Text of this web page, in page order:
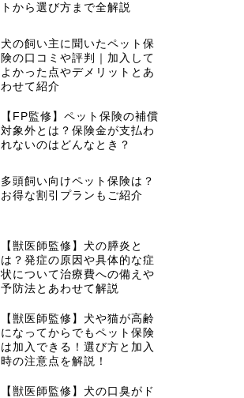
トから選び方まで全解説
犬の飼い主に聞いたペット保
険の口コミや評判｜加入して
よかった点やデメリットとあ
わせて紹介
【FP監修】ペット保険の補償
対象外とは？保険金が支払わ
れないのはどんなとき？
多頭飼い向けペット保険は？
お得な割引プランもご紹介
【獣医師監修】犬の膵炎と
は？発症の原因や具体的な症
状について治療費への備えや
予防法とあわせて解説
【獣医師監修】犬や猫が高齢
になってからでもペット保険
は加入できる！選び方と加入
時の注意点を解説！
【獣医師監修】犬の口臭がド